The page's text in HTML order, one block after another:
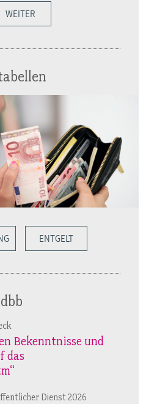
WEITER
ENTGELT
Bekenntnisse und
das
Dienst 2026